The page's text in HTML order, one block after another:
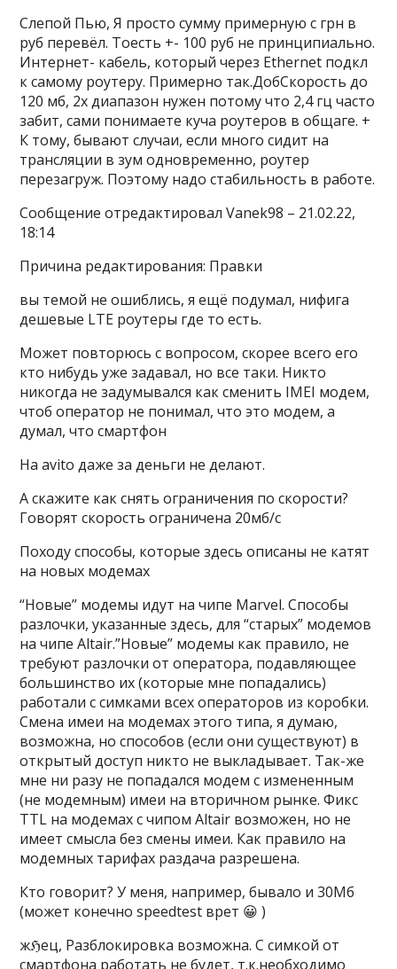
Слепой Пью, Я просто сумму примерную с грн в
руб перевёл. Тоесть +- 100 руб не принципиально.
Интернет- кабель, который через Ethernet подкл
к самому роутеру. Примерно так.ДобСкорость до
120 мб, 2х диапазон нужен потому что 2,4 гц часто
забит, сами понимаете куча роутеров в общаге. +
К тому, бывают случаи, если много сидит на
трансляции в зум одновременно, роутер
перезагруж. Поэтому надо стабильность в работе.
Сообщение отредактировал Vanek98 – 21.02.22,
18:14
Причина редактирования: Правки
вы темой не ошиблись, я ещё подумал, нифига
дешевые LTE роутеры где то есть.
Может повторюсь с вопросом, скорее всего его
кто нибудь уже задавал, но все таки. Никто
никогда не задумывался как сменить IMEI модем,
чтоб оператор не понимал, что это модем, а
думал, что смартфон
На avito даже за деньги не делают.
А скажите как снять ограничения по скорости?
Говорят скорость ограничена 20мб/с
Походу способы, которые здесь описаны не катят
на новых модемах
“Новые” модемы идут на чипе Marvel. Способы
разлочки, указанные здесь, для “старых” модемов
на чипе Altair.”Новые” модемы как правило, не
требуют разлочки от оператора, подавляющее
большинство их (которые мне попадались)
работали с симками всех операторов из коробки.
Смена имеи на модемах этого типа, я думаю,
возможна, но способов (если они существуют) в
открытый доступ никто не выкладывает. Так-же
мне ни разу не попадался модем с измененным
(не модемным) имеи на вторичном рынке. Фикс
TTL на модемах с чипом Altair возможен, но не
имеет смысла без смены имеи. Как правило на
модемных тарифах раздача разрешена.
Кто говорит? У меня, например, бывало и 30Мб
(может конечно speedtest врет 😀 )
жℌeц, Разблокировка возможна. С симкой от
смартфона работать не будет, т.к.необходимо